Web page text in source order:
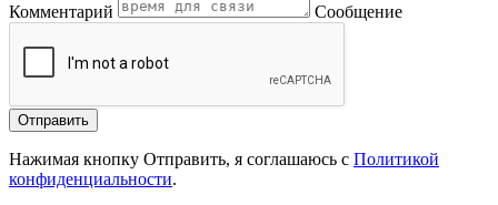
Комментарий Сообщение
Нажимая кнопку Отправить, я соглашаюсь с Политикой
конфиденциальности.